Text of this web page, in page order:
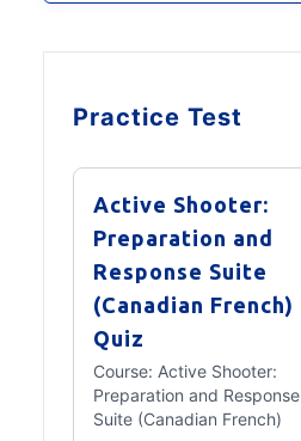
Practice Test
Active Shooter:
Preparation and
Response Suite
(Canadian French)
Quiz
Course: Active Shooter:
Preparation and Response
Suite (Canadian French)